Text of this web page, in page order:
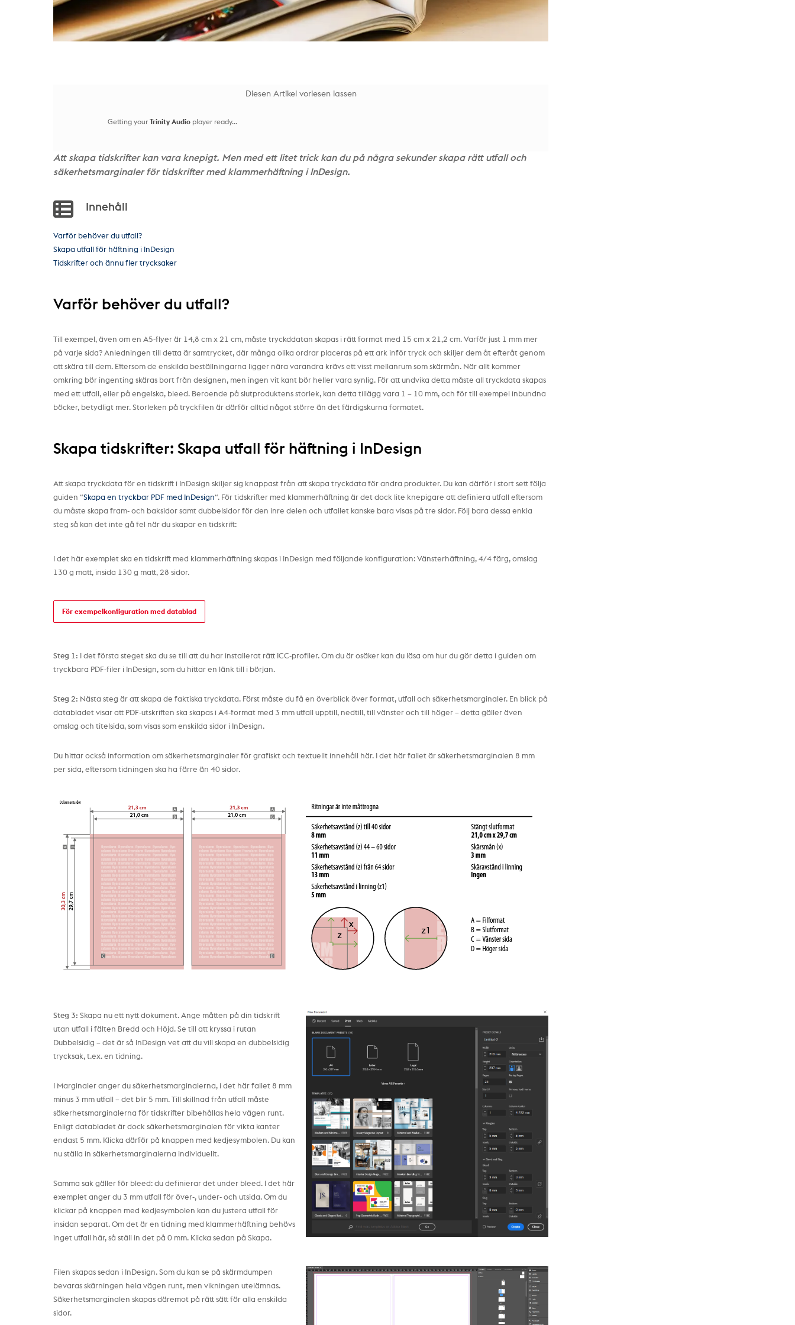
Diesen Artikel vorlesen lassen
Getting your Trinity Audio player ready...
Att skapa tidskrifter kan vara knepigt. Men med ett litet trick kan du på några sekunder skapa rätt utfall och
säkerhetsmarginaler för tidskrifter med klammerhäftning i InDesign.
Innehåll
Varför behöver du utfall?
Skapa utfall för häftning i InDesign
Tidskrifter och ännu fler trycksaker
Varför behöver du utfall?
Till exempel, även om en A5-flyer är 14,8 cm x 21 cm, måste tryckddatan skapas i rätt format med 15 cm x 21,2 cm. Varför just 1 mm mer
på varje sida? Anledningen till detta är samtrycket, där många olika ordrar placeras på ett ark inför tryck och skiljer dem åt efteråt genom
att skära till dem. Eftersom de enskilda beställningarna ligger nära varandra krävs ett visst mellanrum som skärmån. När allt kommer
omkring bör ingenting skäras bort från designen, men ingen vit kant bör heller vara synlig. För att undvika detta måste all tryckdata skapas
med ett utfall, eller på engelska, bleed. Beroende på slutproduktens storlek, kan detta tillägg vara 1 – 10 mm, och för till exempel inbundna
böcker, betydligt mer. Storleken på tryckfilen är därför alltid något större än det färdigskurna formatet.
Skapa tidskrifter: Skapa utfall för häftning i InDesign
Att skapa tryckdata för en tidskrift i InDesign skiljer sig knappast från att skapa tryckdata för andra produkter. Du kan därför i stort sett följa
guiden “Skapa en tryckbar PDF med InDesign“. För tidskrifter med klammerhäftning är det dock lite knepigare att definiera utfall eftersom
du måste skapa fram- och baksidor samt dubbelsidor för den inre delen och utfallet kanske bara visas på tre sidor. Följ bara dessa enkla
steg så kan det inte gå fel när du skapar en tidskrift:
I det här exemplet ska en tidskrift med klammerhäftning skapas i InDesign med följande konfiguration: Vänsterhäftning, 4/4 färg, omslag
130 g matt, insida 130 g matt, 28 sidor.
För exempelkonfiguration med datablad
Steg 1: I det första steget ska du se till att du har installerat rätt ICC-profiler. Om du är osäker kan du läsa om hur du gör detta i guiden om
tryckbara PDF-filer i InDesign, som du hittar en länk till i början.
Steg 2: Nästa steg är att skapa de faktiska tryckdata. Först måste du få en överblick över format, utfall och säkerhetsmarginaler. En blick på
databladet visar att PDF-utskriften ska skapas i A4-format med 3 mm utfall upptill, nedtill, till vänster och till höger – detta gäller även
omslag och titelsida, som visas som enskilda sidor i InDesign.
Du hittar också information om säkerhetsmarginaler för grafiskt och textuellt innehåll här. I det här fallet är säkerhetsmarginalen 8 mm
per sida, eftersom tidningen ska ha färre än 40 sidor.
Steg 3: Skapa nu ett nytt dokument. Ange måtten på din tidskrift
utan utfall i fälten Bredd och Höjd. Se till att kryssa i rutan
Dubbelsidig – det är så InDesign vet att du vill skapa en dubbelsidig
trycksak, t.ex. en tidning.
I Marginaler anger du säkerhetsmarginalerna, i det här fallet 8 mm
minus 3 mm utfall – det blir 5 mm. Till skillnad från utfall måste
säkerhetsmarginalerna för tidskrifter bibehållas hela vägen runt.
Enligt databladet är dock säkerhetsmarginalen för vikta kanter
endast 5 mm. Klicka därför på knappen med kedjesymbolen. Du kan
nu ställa in säkerhetsmarginalerna individuellt.
Samma sak gäller för bleed: du definierar det under bleed. I det här
exemplet anger du 3 mm utfall för över-, under- och utsida. Om du
klickar på knappen med kedjesymbolen kan du justera utfall för
insidan separat. Om det är en tidning med klammerhäftning behövs
inget utfall här, så ställ in det på 0 mm. Klicka sedan på Skapa.
Filen skapas sedan i InDesign. Som du kan se på skärmdumpen
bevaras skärningen hela vägen runt, men vikningen utelämnas.
Säkerhetsmarginalen skapas däremot på rätt sätt för alla enskilda
sidor.